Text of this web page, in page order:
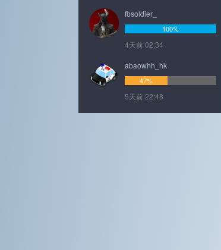
fbsoldier_
100%
4天前 02:34
abaowhh_hk
47%
5天前 22:48